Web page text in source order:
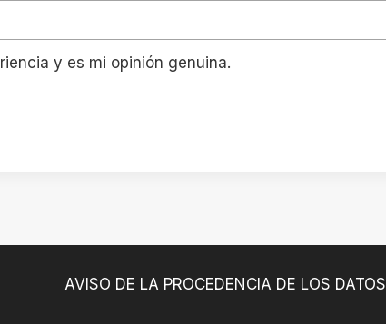
y es mi opinión genuina.
AVISO DE LA PROCEDENCIA DE LOS DATOS